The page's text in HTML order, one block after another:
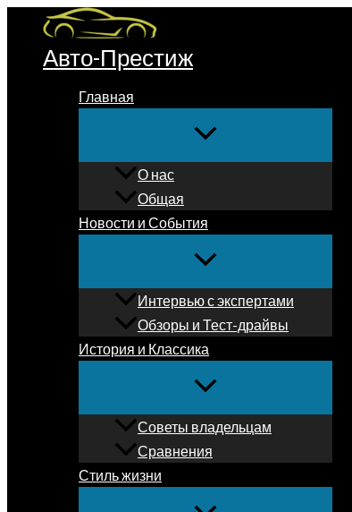
Перейти
содержимому
Авто-Престиж
Главная
О нас
Общая
Новости и События
Интервью с экспертами
Обзоры и Тест-драйвы
История и Классика
Советы владельцам
Сравнения
Стиль жизни